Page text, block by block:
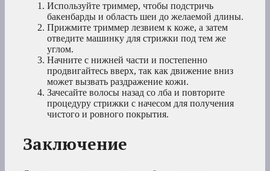
Используйте триммер, чтобы подстричь
бакенбарды и область шеи до желаемой длины.
Прижмите триммер лезвием к коже, а затем
отведите машинку для стрижки под тем же
углом.
Начните с нижней части и постепенно
продвигайтесь вверх, так как движение вниз
может вызвать раздражение кожи.
Зачесайте волосы назад со лба и повторите
процедуру стрижки с начесом для получения
чистого и ровного покрытия.
Заключение